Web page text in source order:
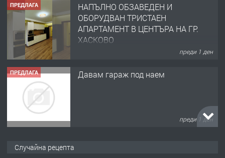
ПРЕДЛАГА
НАПЪЛНО ОБЗАВЕДЕН И
ОБОРУДВАН ТРИСТАЕН
АПАРТАМЕНТ В ЦЕНТЪРА НА ГР.
ХАСКОВО
преди 1 ден
ПРЕДЛАГА Давам гараж под наем
преди 1 ден
Случайна рецепта